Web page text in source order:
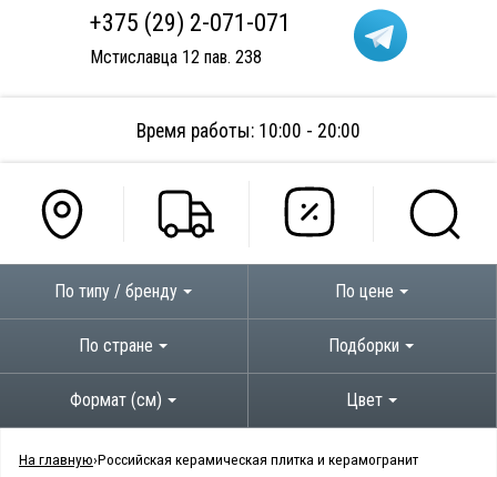
+375 (29) 2-071-071
Мстиславца 12 пав. 238
Время работы: 10:00 - 20:00
По типу / бренду По цене
По стране Подборки
Формат (см) Цвет
На главную Российская керамическая плитка и керамогранит